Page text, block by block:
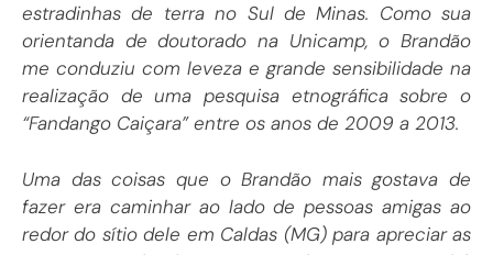
estradinhas de terra no Sul de Minas. Como sua
orientanda de doutorado na Unicamp, o Brandão
me conduziu com leveza e grande sensibilidade na
realização de uma pesquisa etnográfica sobre o
“Fandango Caiçara” entre os anos de 2009 a 2013.
Uma das coisas que o Brandão mais gostava de
fazer era caminhar ao lado de pessoas amigas ao
redor do sítio dele em Caldas (MG) para apreciar as